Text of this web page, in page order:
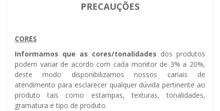
PRECAUÇÕES
CORES
Informamos que as cores/tonalidades dos produtos
podem variar de acordo com cada monitor de 3% a 20%,
deste modo disponibilizamos nossos canais de
atendimento para esclarecer qualquer dúvida pertinente ao
produto tais como estampas, texturas, tonalidades,
gramatura e tipo de produto.